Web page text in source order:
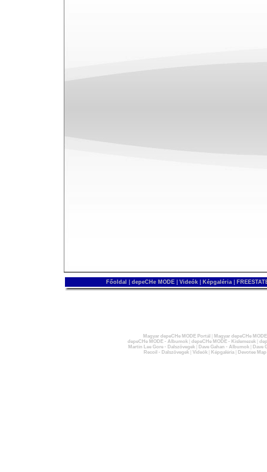
Főoldal depeCHe MODE Videók Képgaléria
Magyar depeCHe MODE Portál
Magyar depeCHe
depeCHe MODE - Albumok| depeCHe MODE - Kislemezek|
Martin Lee Gore - Dalszövegek| Dave Gahan - Albumok|
Dave
Recoil - Dalszövegek| Videók| Képgaléria| Devotee Map